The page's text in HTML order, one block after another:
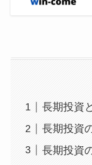
長期投資
長期投資
長期投資